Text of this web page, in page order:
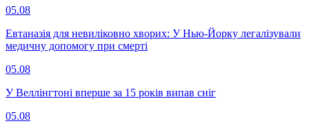
05.08
Евтаназія для невиліковно хворих: У Нью-Йорку легалізували
медичну допомогу при смерті
05.08
У Веллінгтоні вперше за 15 років випав сніг
05.08